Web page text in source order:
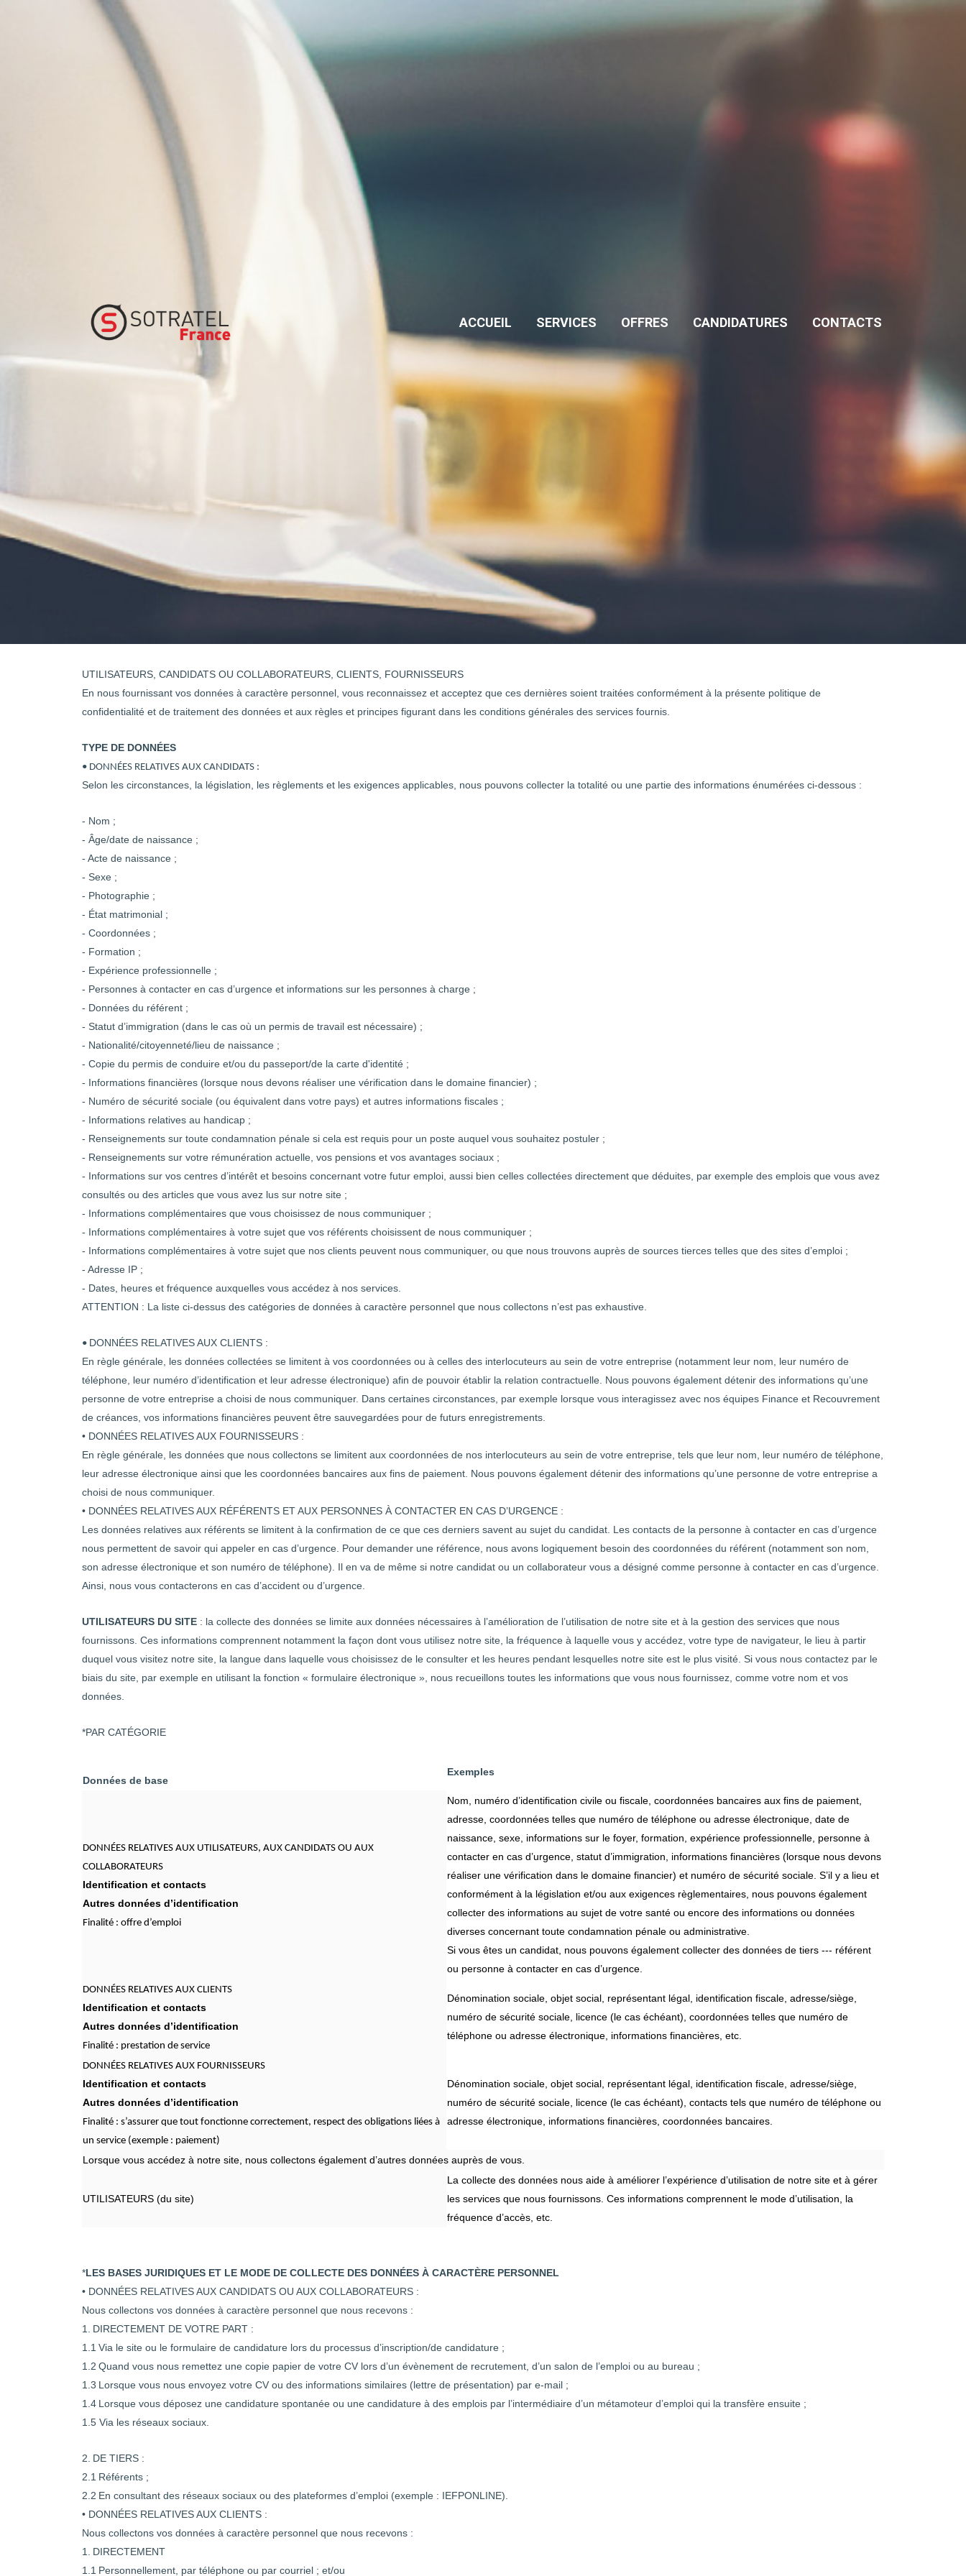
ACCUEIL SERVICES OFFRES CANDIDATURES CONTACTS
Politique de confidentialité
SOTRATEL FRANCE respecte la vie privée des personnes concernées.
La présente politique de confidentialité vise à expliquer comment nous traitons vos données à caractère personnel, que ce soit dans le cadre du processus de recrutement ou
de sélection, de la poursuite de relations déjà établies, de la prestation d’un service de notre part ou de la vôtre, ou de votre visite sur le site web.
Elle décrit la manière dont nous collectons, utilisons et traitons vos données à caractère personnel, et comment nous nous acquittons de nos obligations légales. Nous
accordons de l’importance au respect de votre vie privée et nous nous engageons à protéger et à préserver vos droits relatifs à la confidentialité des données à caractère
personnel.
La présente politique de confidentialité s’applique notamment aux données à caractère personnel des utilisateurs, des candidats ou collaborateurs, des clients, des fournisseurs
et des tiers.
Dans le cadre de la législation applicable en matière de protection des données (y compris mais sans s’y limiter, le Règlement général sur la protection des données (règlement
(UE) 2016/679) («RGPD»), le responsable du traitement de vos données à caractère personnel est Sotratel France.
DONNÉES À CARACTÈRE PERSONNEL
Les données à caractère personnel sont toutes les informations, quelle que soit leur nature et quel qu’en soit le support, se rapportant à une personne physique identifiée ou
identifiable (personne concernée).
Toute personne pouvant être identifiée directement ou indirectement, notamment par référence à un numéro d'identification ou à un ou plusieurs éléments spécifiques de son
identité physique, physiologique, psychique, économique, culturelle ou sociale, est considérée comme identifiable.
UTILISATEURS, CANDIDATS OU COLLABORATEURS, CLIENTS, FOURNISSEURS
En nous fournissant vos données à caractère personnel, vous reconnaissez et acceptez que ces dernières soient traitées conformément à la présente politique de
confidentialité et de traitement des données et aux règles et principes figurant dans les conditions générales des services fournis.
TYPE DE DONNÉES
• DONNÉES RELATIVES AUX CANDIDATS :
Selon les circonstances, la législation, les règlements et les exigences applicables, nous pouvons collecter la totalité ou une partie des informations énumérées ci-dessous :
- Nom ;
- Âge/date de naissance ;
- Acte de naissance ;
- Sexe ;
- Photographie ;
- État matrimonial ;
- Coordonnées ;
- Formation ;
- Expérience professionnelle ;
- Personnes à contacter en cas d’urgence et informations sur les personnes à charge ;
- Données du référent ;
- Statut d’immigration (dans le cas où un permis de travail est nécessaire) ;
- Nationalité/citoyenneté/lieu de naissance ;
- Copie du permis de conduire et/ou du passeport/de la carte d'identité ;
- Informations financières (lorsque nous devons réaliser une vérification dans le domaine financier) ;
- Numéro de sécurité sociale (ou équivalent dans votre pays) et autres informations fiscales ;
- Informations relatives au handicap ;
- Renseignements sur toute condamnation pénale si cela est requis pour un poste auquel vous souhaitez postuler ;
- Renseignements sur votre rémunération actuelle, vos pensions et vos avantages sociaux ;
- Informations sur vos centres d’intérêt et besoins concernant votre futur emploi, aussi bien celles collectées directement que déduites, par exemple des emplois que vous avez
consultés ou des articles que vous avez lus sur notre site ;
- Informations complémentaires que vous choisissez de nous communiquer ;
- Informations complémentaires à votre sujet que vos référents choisissent de nous communiquer ;
- Informations complémentaires à votre sujet que nos clients peuvent nous communiquer, ou que nous trouvons auprès de sources tierces telles que des sites d’emploi ;
- Adresse IP ;
- Dates, heures et fréquence auxquelles vous accédez à nos services.
ATTENTION : La liste ci-dessus des catégories de données à caractère personnel que nous collectons n’est pas exhaustive.
• DONNÉES RELATIVES AUX CLIENTS :
En règle générale , les données collectées se limitent à vos coordonnées ou à celles des interlocuteurs au sein de votre entreprise (notamment leur nom, leur numéro de
téléphone, leur numéro d’identification et leur adresse électronique) afin de pouvoir établir la relation contractuelle. Nous pouvons également détenir des informations qu’une
personne de votre entreprise a choisi de nous communiquer. Dans certaines circonstances, par exemple lorsque vous interagissez avec nos équipes Finance et Recouvrement
de créances, vos informations financières peuvent être sauvegardées pour de futurs enregistrements.
• DONNÉES RELATIVES AUX FOURNISSEURS :
En règle générale, les données que nous collectons se limitent aux coordonnées de nos interlocuteurs au sein de votre entreprise, tels que leur nom, leur numéro de téléphone,
leur adresse électronique ainsi que les coordonnées bancaires aux fins de paiement. Nous pouvons également détenir des informations qu’une personne de votre entreprise a
choisi de nous communiquer.
• DONNÉES RELATIVES AUX RÉFÉRENTS ET AUX PERSONNES À CONTACTER EN CAS D’URGENCE :
Les données relatives aux référents se limitent à la confirmation de ce que ces derniers savent au sujet du candidat. Les contacts de la personne à contacter en cas d’urgence
nous permettent de savoir qui appeler en cas d’urgence. Pour demander une référence, nous avons logiquement besoin des coordonnées du référent (notamment son nom,
son adresse électronique et son numéro de téléphone). Il en va de même si notre candidat ou un collaborateur vous a désigné comme personne à contacter en cas d’urgence.
Ainsi, nous vous contacterons en cas d’accident ou d’urgence.
UTILISATEURS DU SITE : la collecte des données se limite aux données nécessaires à l’amélioration de l’utilisation de notre site et à la gestion des services que nous
fournissons. Ces informations comprennent notamment la façon dont vous utilisez notre site, la fréquence à laquelle vous y accédez, votre type de navigateur, le lieu à partir
duquel vous visitez notre site, la langue dans laquelle vous choisissez de le consulter et les heures pendant lesquelles notre site est le plus visité. Si vous nous contactez par le
biais du site, par exemple en utilisant la fonction « formulaire électronique », nous recueillons toutes les informations que vous nous fournissez, comme votre nom et vos
données.
*PAR CATÉGORIE
Données de base
Exemples
DONNÉES RELATIVES AUX UTILISATEURS, AUX CANDIDATS OU AUX
COLLABORATEURS
Identification et contacts
Autres données d’identification
Finalité : offre d’emploi
Nom, numéro d’identification civile ou fiscale, coordonnées bancaires aux fins de paiement,
adresse, coordonnées telles que numéro de téléphone ou adresse électronique, date de
naissance, sexe, informations sur le foyer, formation, expérience professionnelle, personne à
contacter en cas d’urgence, statut d’immigration, informations financières (lorsque nous devons
réaliser une vérification dans le domaine financier) et numéro de sécurité sociale. S’il y a lieu et
conformément à la législation et/ou aux exigences règlementaires, nous pouvons également
collecter des informations au sujet de votre santé ou encore des informations ou données
diverses concernant toute condamnation pénale ou administrative.
Si vous êtes un candidat, nous pouvons également collecter des données de tiers --- référent
ou personne à contacter en cas d’urgence.
DONNÉES RELATIVES AUX CLIENTS
Identification et contacts
Autres données d’identification
Finalité : prestation de service
Dénomination sociale, objet social, représentant légal, identification fiscale, adresse/siège,
numéro de sécurité sociale, licence (le cas échéant), coordonnées telles que numéro de
téléphone ou adresse électronique, informations financières, etc.
DONNÉES RELATIVES AUX FOURNISSEURS
Identification et contacts
Autres données d’identification
Finalité : s’assurer que tout fonctionne correctement, respect des obligations liées à
un service (exemple : paiement)
Dénomination sociale, objet social, représentant légal, identification fiscale, adresse/siège,
numéro de sécurité sociale, licence (le cas échéant), contacts tels que numéro de téléphone ou
adresse électronique, informations financières, coordonnées bancaires.
Lorsque vous accédez à notre site, nous collectons également d’autres données auprès de vous.
UTILISATEURS (du site)
La collecte des données nous aide à améliorer l’expérience d’utilisation de notre site et à gérer
les services que nous fournissons. Ces informations comprennent le mode d’utilisation, la
fréquence d’accès, etc.
*LES BASES JURIDIQUES ET LE MODE DE COLLECTE DES DONNÉES À CARACTÈRE PERSONNEL
• DONNÉES RELATIVES AUX CANDIDATS OU AUX COLLABORATEURS :
Nous collectons vos données à caractère personnel que nous recevons :
1.
DIRECTEMENT DE VOTRE PART :
1.1 Via le site ou le formulaire de candidature lors du processus d’inscription/de candidature ;
1.2 Quand vous nous remettez une copie papier de votre CV lors d’un évènement de recrutement, d’un salon de l’emploi ou au bureau ;
1.3 Lorsque vous nous envoyez votre CV ou des informations similaires (lettre de présentation) par e-mail ;
1.4 Lorsque vous déposez une candidature spontanée ou une candidature à des emplois par l’intermédiaire d’un métamoteur d’emploi qui la transfère ensuite ;
1.5 Via les réseaux sociaux.
2. DE TIERS :
2.1 Référents ;
2.2 En consultant des réseaux sociaux ou des plateformes d’emploi (exemple : IEFPONLINE).
• DONNÉES RELATIVES AUX CLIENTS :
Nous collectons vos données à caractère personnel que nous recevons :
1.
DIRECTEMENT
1.1 Personnellement, par téléphone ou par courriel ; et/ou